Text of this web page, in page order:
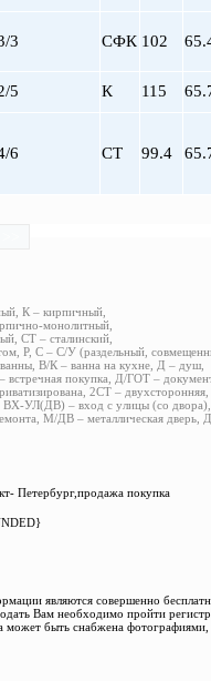
3 СФК 102
5 К 115
6 СТ 99.4
К – кирпичный,
монолитный,
СТ – сталинский,
Р, С – С/У (раздельный,
В/К – ванна на кухне, Д – душ,
покупка, Д/ГОТ –
2СТ – двухсторонняя,
УЛ(ДВ) – вход с улицы (со двора),
М/ДВ – металлическая
Петербург,продажа покупка
являются совершенно
Вам необходимо пройти
может быть снабжена